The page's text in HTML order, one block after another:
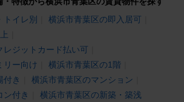
イレ別
横浜市青葉区の即入居可
ジットカード払い可
リー向け
横浜市青葉区の1階
付き
横浜市青葉区のマンション
ン付き
横浜市青葉区の新築・築浅